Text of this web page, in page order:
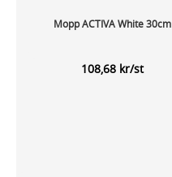
Mopp ACTIVA White 30cm
108,68 kr/st